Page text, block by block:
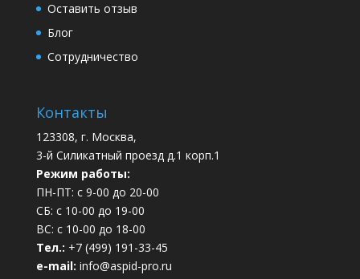
Оставить отзыв
Блог
Сотрудничество
Контакты
123308, г. Москва,
3-й Силикатный проезд д.1 корп.1
Режим работы:
ПН-ПТ: с 9-00 до 20-00
СБ: с 10-00 до 19-00
ВС: с 10-00 до 18-00
Тел.: +7 (499) 191-33-45
e-mail: info@aspid-pro.ru